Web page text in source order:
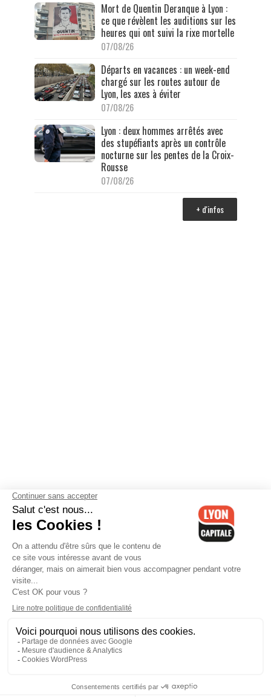
Mort de Quentin Deranque à Lyon :
ce que révèlent les auditions sur les
heures qui ont suivi la rixe mortelle
07/08/26
Départs en vacances : un week-end
chargé sur les routes autour de
Lyon, les axes à éviter
07/08/26
Lyon : deux hommes arrêtés avec
des stupéfiants après un contrôle
nocturne sur les pentes de la Croix-
Rousse
07/08/26
+ d'infos
Contactez-nous-Mentions légales-CGV-Politique de
confidentialité-Gestion des cookies
Cedex 06